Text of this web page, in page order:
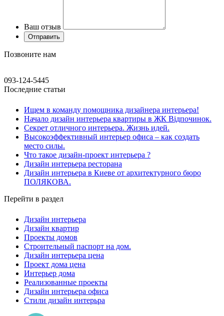
Ваш отзыв
Позвоните нам
093-124-5445
Последние статьи
Ищем в команду помощника дизайнера интерьера!
Начало дизайн интерьера квартиры в ЖК Відпочинок.
Секрет отличного интерьера. Жизнь идей.
Высокоэффективный интерьер офиса – как создать
место силы.
Что такое дизайн-проект интерьера ?
Дизайн интерьера ресторана
Дизайн интерьера в Киеве от архитектурного бюро
ПОЛЯКОВА.
Перейти в раздел
Дизайн интерьера
Дизайн квартир
Проекты домов
Строительный паспорт на дом.
Дизайн интерьера цена
Проект дома цена
Интерьер дома
Реализованные проекты
Дизайн интерьера офиса
Cтили дизайн интерьра